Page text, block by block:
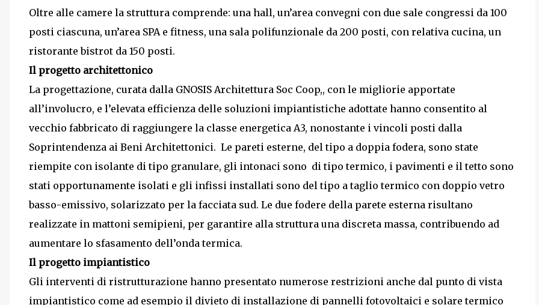
Oltre alle camere la struttura comprende: una hall, un’area convegni con due sale congressi da 100
posti ciascuna, un’area SPA e fitness, una sala polifunzionale da 200 posti, con relativa cucina, un
ristorante bistrot da 150 posti.
Il progetto architettonico
La progettazione, curata dalla GNOSIS Architettura Soc Coop,, con le migliorie apportate
all’involucro, e l’elevata efficienza delle soluzioni impiantistiche adottate hanno consentito al
vecchio fabbricato di raggiungere la classe energetica A3, nonostante i vincoli posti dalla
Soprintendenza ai Beni Architettonici. Le pareti esterne, del tipo a doppia fodera, sono state
riempite con isolante di tipo granulare, gli intonaci sono di tipo termico, i pavimenti e il tetto sono
stati opportunamente isolati e gli infissi installati sono del tipo a taglio termico con doppio vetro
basso-emissivo, solarizzato per la facciata sud. Le due fodere della parete esterna risultano
realizzate in mattoni semipieni, per garantire alla struttura una discreta massa, contribuendo ad
aumentare lo sfasamento dell’onda termica.
Il progetto impiantistico
Gli interventi di ristrutturazione hanno presentato numerose restrizioni anche dal punto di vista
impiantistico come ad esempio il divieto di installazione di pannelli fotovoltaici e solare termico